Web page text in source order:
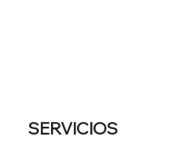
SERVICIOS